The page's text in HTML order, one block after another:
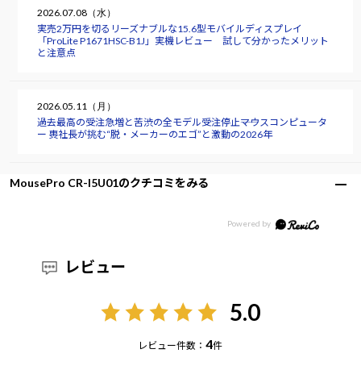
2026.07.08（水）
実売2万円を切るリーズナブルな15.6型モバイルディスプレイ
「ProLite P1671HSC-B1J」実機レビュー 試して分かったメリット
と注意点
2026.05.11（月）
過去最高の受注急増と苦渋の全モデル受注停止――マウスコンピュータ
ー 軣社長が挑む“脱・メーカーのエゴ”と激動の2026年
MousePro CR-I5U01のクチコミをみる
レビュー
5.0
レビュー件数：4件